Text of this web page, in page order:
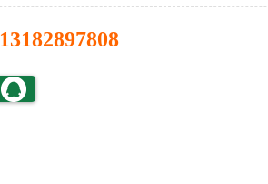
13182897808